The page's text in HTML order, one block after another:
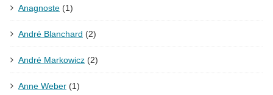
Anagnoste (1)
André Blanchard (2)
André Markowicz (2)
Anne Weber (1)